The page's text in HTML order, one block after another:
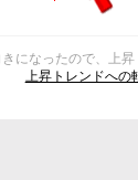
になったので、上
上昇トレンドへの